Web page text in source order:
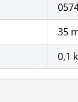
35
0,1